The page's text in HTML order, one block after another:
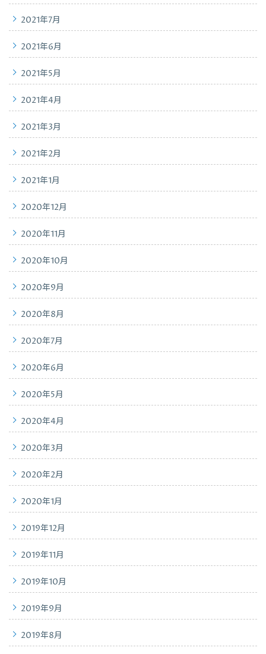
2021年7月
2021年6月
2021年5月
2021年4月
2021年3月
2021年2月
2021年1月
2020年12月
2020年11月
2020年10月
2020年9月
2020年8月
2020年7月
2020年6月
2020年5月
2020年4月
2020年3月
2020年2月
2020年1月
2019年12月
2019年11月
2019年10月
2019年9月
2019年8月